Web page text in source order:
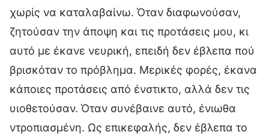
χωρίς να καταλαβαίνω. Όταν διαφωνούσαν,
ζητούσαν την άποψη και τις προτάσεις μου, κι
αυτό με έκανε νευρική, επειδή δεν έβλεπα πού
βρισκόταν το πρόβλημα. Μερικές φορές, έκανα
κάποιες προτάσεις από ένστικτο, αλλά δεν τις
υιοθετούσαν. Όταν συνέβαινε αυτό, ένιωθα
ντροπιασμένη. Ως επικεφαλής, δεν έβλεπα το